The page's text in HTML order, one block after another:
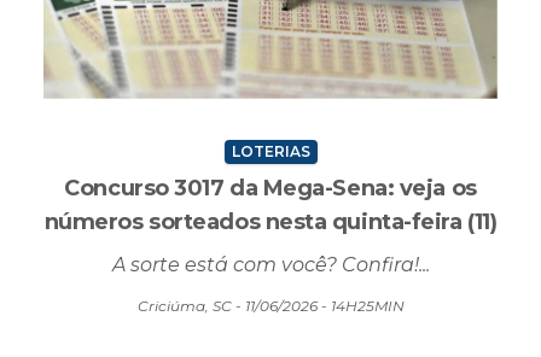
LOTERIAS
Concurso 3017 da Mega-Sena: veja os
números sorteados nesta quinta-feira (11)
A sorte está com você? Confira!...
Criciúma, SC - 11/06/2026 - 14H25MIN